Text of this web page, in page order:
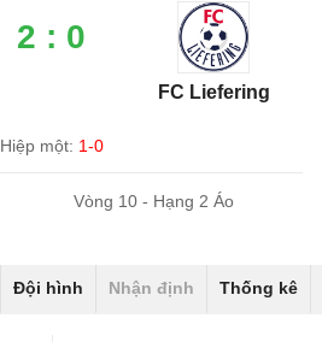
2 : 0
FC Liefering
Hiệp một: 1-0
Vòng 10 - Hạng 2 Áo
Đội hình Nhận định Thống kê